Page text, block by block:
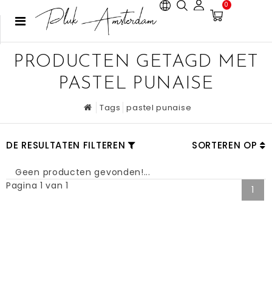
0
PRODUCTEN GETAGD MET
PASTEL PUNAISE
Tags pastel punaise
DE RESULTATEN FILTEREN SORTEREN OP
Geen producten gevonden!...
Pagina 1 van 1
1